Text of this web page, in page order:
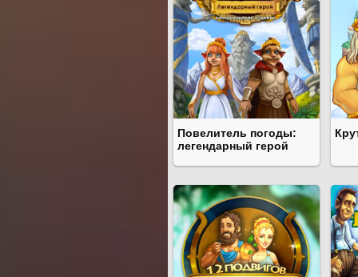
Повелитель погоды:
легендарный герой